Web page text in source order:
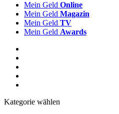
Mein Geld Online
Mein Geld Magazin
Mein Geld TV
Mein Geld Awards
Kategorie wählen